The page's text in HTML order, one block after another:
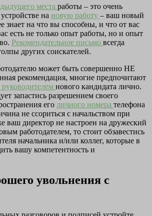
места работы – это очень
на новую работу – ваш новый
знает на что вы способны, и что от вас
есть не только опыт работы, но и опыт
Рекомендательное письмо всегда
других соискателей.
может быть совершенно НЕ
рекомендация, многие предпочитают
нового кандидата лично.
запастись разрешением своего
его личного номера телефона
не ссориться с начальством при
ваш директор не настроен на дружеский
работодателем, то стоит обзавестись
начальника и/или коллег, которые в
вашу компетентность и
увольнения с